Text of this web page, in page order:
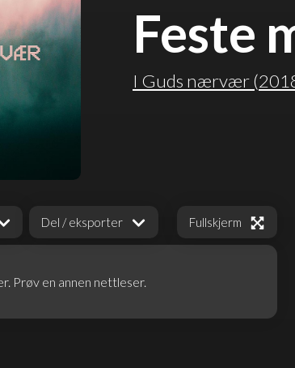
Feste
I Guds nærvær(
Del / eksporter Fullskjerm
Prøv en annen nettleser.